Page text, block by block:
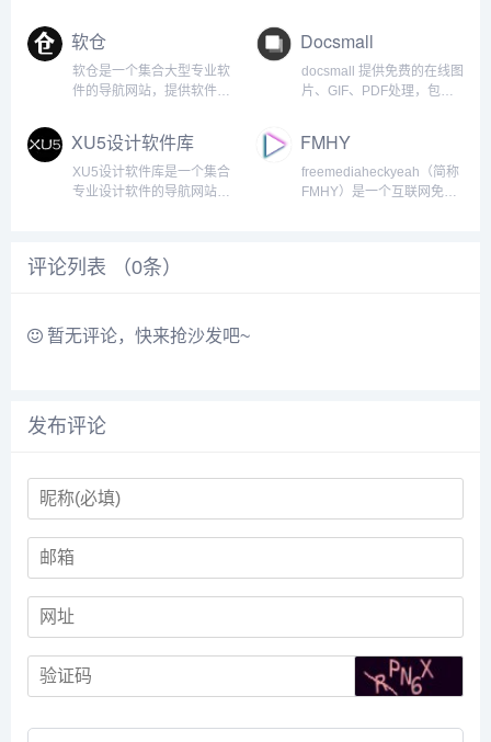
全能在线视频编辑器从零开
始制作您自己的视频，编辑
并添加音乐——一切尽在一
个屏幕上！我们无缝衔接的
体转换，进制转换等工具。
致力于打造国内专业WEB开
发工具，集成开发环境，
软仓
软仓是一个集合大型专业软
件的导航网站，提供软件介
Adoebe系列软件、
AutoCad系列软件、
3dsMax、达芬奇软件、
CINEMA 4D、matlab软件
Docsmall
docsmall 提供免费的在线图
片、GIF、PDF处理，包括
面调整等功能。docsmall 让
文件处理更加简单图片、
GIF 压缩、PDF 压缩、合
XU5设计软件库
XU5设计软件库是一个集合
专业设计软件的导航网站，
FMHY
freemediaheckyeah（简称
FMHY）是一个互联网免费
评论列表 （0条）
暂无评论，快来抢沙发吧~
发布评论